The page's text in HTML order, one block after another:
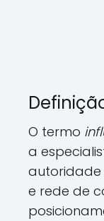
O termo
a
autoridade
e rede de